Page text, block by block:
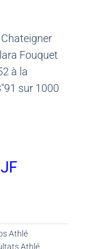
Fouquet
à la
sur 1000
Athlé
Athlé